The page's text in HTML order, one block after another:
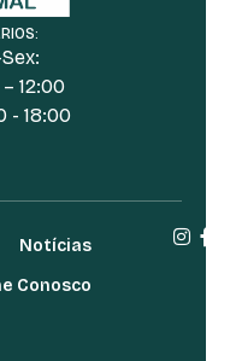
12:00
- 18:00
Notícias
Conosco